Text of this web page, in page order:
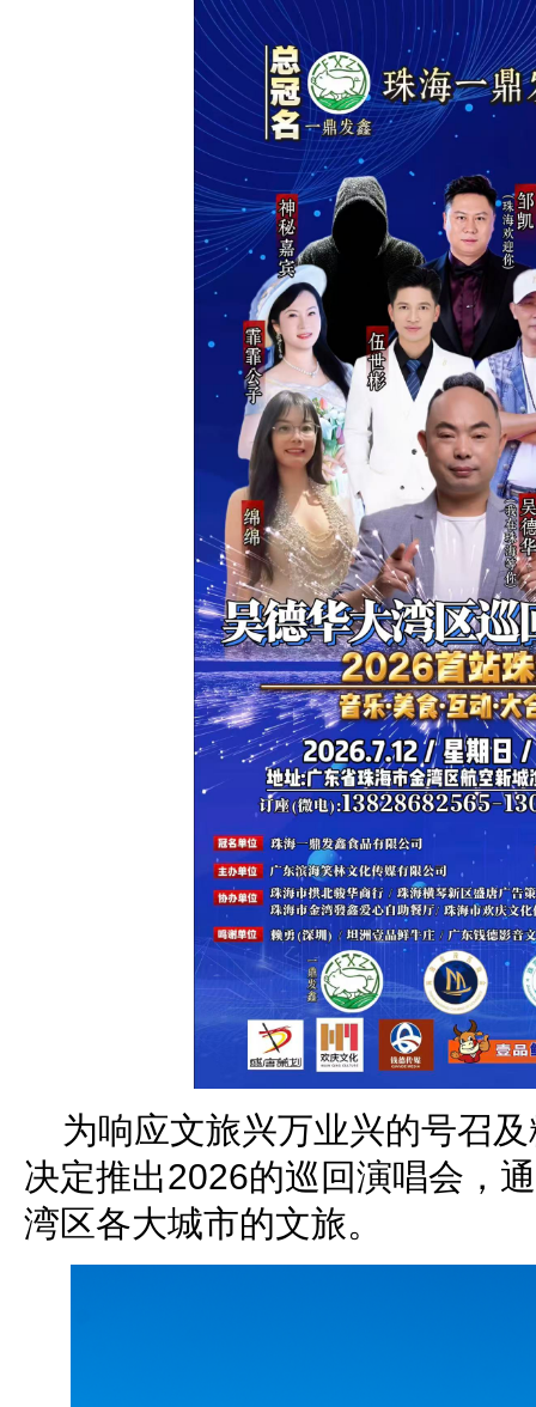
为响应文旅兴万业兴的号召
决定推出2026的巡回演唱会，
湾区各大城市的文旅。